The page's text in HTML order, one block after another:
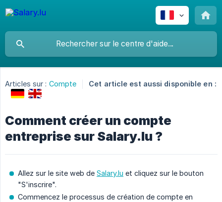
Articles sur : Compte Cet article est aussi disponible en :
Comment créer un compte
entreprise sur Salary.lu ?
Allez sur le site web de Salary.lu et cliquez sur le bouton
"S'inscrire".
Commencez le processus de création de compte en